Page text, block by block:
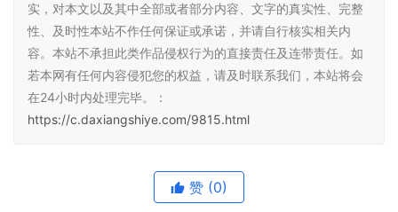
实，对本文以及其中全部或者部分内容、文字的真实性、完整
性、及时性本站不作任何保证或承诺，并请自行核实相关内
容。本站不承担此类作品侵权行为的直接责任及连带责任。如
若本网有任何内容侵犯您的权益，请及时联系我们，本站将会
在24小时内处理完毕。：
https://c.daxiangshiye.com/9815.html
赞 (0)